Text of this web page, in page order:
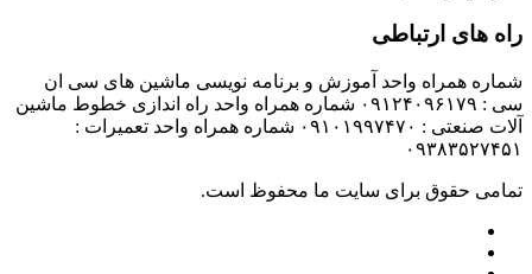
راه های ارتباطی
شماره همراه واحد آموزش و برنامه نویسی ماشین های سی ان
سی : ۰۹۱۲۴۰۹۶۱۷۹ شماره همراه واحد راه اندازی خطوط ماشین
آلات صنعتی : ۰۹۱۰۱۹۹۷۴۷۰ شماره همراه واحد تعمیرات :
۰۹۳۸۳۵۲۷۴۵۱
تمامی حقوق برای سایت ما محفوظ است.